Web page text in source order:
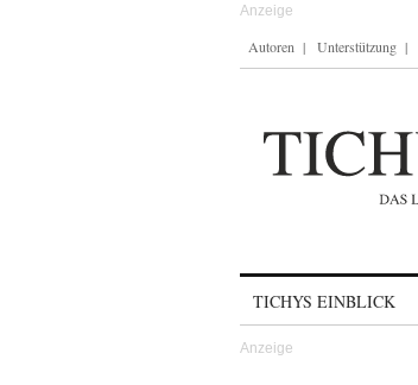
Autoren Unterstützung
TICHYS EINBLICK